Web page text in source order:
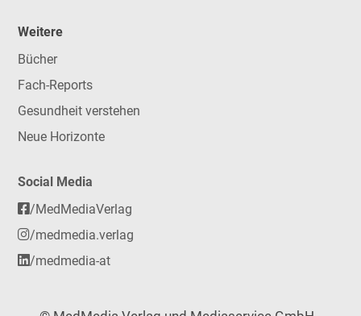
Weitere
Bücher
Fach-Reports
Gesundheit verstehen
Neue Horizonte
Social Media
/MedMediaVerlag
/medmedia.verlag
/medmedia-at